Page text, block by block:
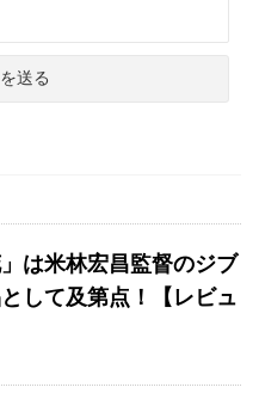
は米林宏昌監督のジブ
して及第点！【レビュ